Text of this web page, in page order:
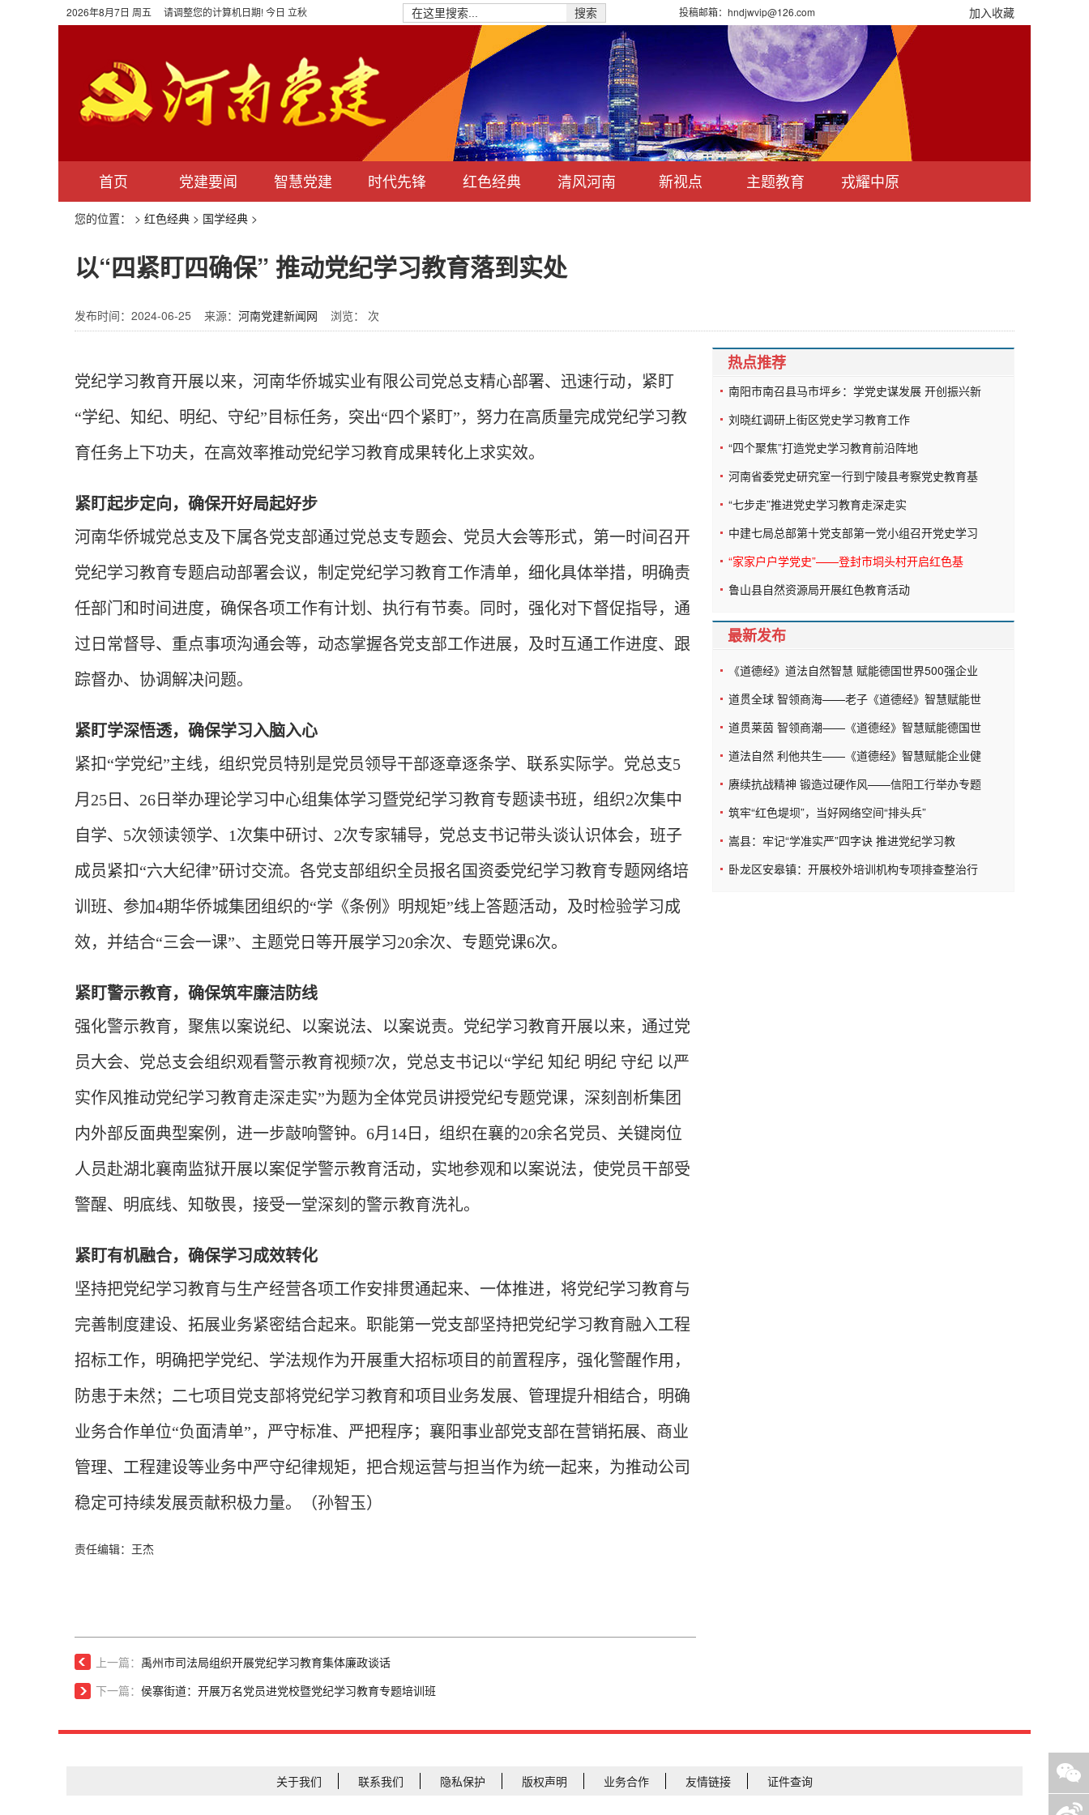
2026年8月7日 周五 请调整您的计算机日期! 今日 立秋 搜索 投稿邮箱：hndjwvip@126.com 加入收藏
首页 党建要闻 智慧党建 时代先锋 红色经典 清风河南 新视点 主题教育 戎耀中原
您的位置： > 红色经典 > 国学经典 >
以“四紧盯四确保” 推动党纪学习教育落到实处
发布时间：2024-06-25 来源： 河南党建新闻网 浏览： 次
党纪学习教育开展以来，河南华侨城实业有限公司党总支精心部署、迅速行动，紧盯
“学纪、知纪、明纪、守纪”目标任务，突出“四个紧盯”，努力在高质量完成党纪学习教
育任务上下功夫，在高效率推动党纪学习教育成果转化上求实效。
紧盯起步定向，确保开好局起好步
河南华侨城党总支及下属各党支部通过党总支专题会、党员大会等形式，第一时间召开
党纪学习教育专题启动部署会议，制定党纪学习教育工作清单，细化具体举措，明确责
任部门和时间进度，确保各项工作有计划、执行有节奏。同时，强化对下督促指导，通
过日常督导、重点事项沟通会等，动态掌握各党支部工作进展，及时互通工作进度、跟
踪督办、协调解决问题。
紧盯学深悟透，确保学习入脑入心
紧扣“学党纪”主线，组织党员特别是党员领导干部逐章逐条学、联系实际学。党总支5
月25日、26日举办理论学习中心组集体学习暨党纪学习教育专题读书班，组织2次集中
自学、5次领读领学、1次集中研讨、2次专家辅导，党总支书记带头谈认识体会，班子
成员紧扣“六大纪律”研讨交流。各党支部组织全员报名国资委党纪学习教育专题网络培
训班、参加4期华侨城集团组织的“学《条例》明规矩”线上答题活动，及时检验学习成
效，并结合“三会一课”、主题党日等开展学习20余次、专题党课6次。
紧盯警示教育，确保筑牢廉洁防线
强化警示教育，聚焦以案说纪、以案说法、以案说责。党纪学习教育开展以来，通过党
员大会、党总支会组织观看警示教育视频7次，党总支书记以“学纪 知纪 明纪 守纪 以严
实作风推动党纪学习教育走深走实”为题为全体党员讲授党纪专题党课，深刻剖析集团
内外部反面典型案例，进一步敲响警钟。6月14日，组织在襄的20余名党员、关键岗位
人员赴湖北襄南监狱开展以案促学警示教育活动，实地参观和以案说法，使党员干部受
警醒、明底线、知敬畏，接受一堂深刻的警示教育洗礼。
紧盯有机融合，确保学习成效转化
坚持把党纪学习教育与生产经营各项工作安排贯通起来、一体推进，将党纪学习教育与
完善制度建设、拓展业务紧密结合起来。职能第一党支部坚持把党纪学习教育融入工程
招标工作，明确把学党纪、学法规作为开展重大招标项目的前置程序，强化警醒作用，
防患于未然；二七项目党支部将党纪学习教育和项目业务发展、管理提升相结合，明确
业务合作单位“负面清单”，严守标准、严把程序；襄阳事业部党支部在营销拓展、商业
管理、工程建设等业务中严守纪律规矩，把合规运营与担当作为统一起来，为推动公司
稳定可持续发展贡献积极力量。
（孙智玉）
责任编辑：王杰
上一篇： 禹州市司法局组织开展党纪学习教育集体廉政谈话
下一篇： 侯寨街道：开展万名党员进党校暨党纪学习教育专题培训班
热点推荐
南阳市南召县马市坪乡：学党史谋发展 开创振兴新
刘晓红调研上街区党史学习教育工作
“四个聚焦”打造党史学习教育前沿阵地
河南省委党史研究室一行到宁陵县考察党史教育基
“七步走”推进党史学习教育走深走实
中建七局总部第十党支部第一党小组召开党史学习
“家家户户学党史”——登封市垌头村开启红色基
鲁山县自然资源局开展红色教育活动
最新发布
《道德经》道法自然智慧 赋能德国世界500强企业
道贯全球 智领商海——老子《道德经》智慧赋能世
道贯莱茵 智领商潮——《道德经》智慧赋能德国世
道法自然 利他共生——《道德经》智慧赋能企业健
赓续抗战精神 锻造过硬作风——信阳工行举办专题
筑牢“红色堤坝”，当好网络空间“排头兵”
嵩县：牢记“学准实严”四字诀 推进党纪学习教
卧龙区安皋镇：开展校外培训机构专项排查整治行
关于我们 联系我们 隐私保护 版权声明 业务合作 友情链接 证件查询